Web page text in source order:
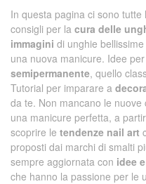
In questa pagina ci sono
consigli per la cura delle
immagini di unghie
una nuova manicure. Idee
semipermanente, quello
Tutorial per imparare a
da te. Non mancano le nuove
una manicure perfetta, a
scoprire le tendenze nail art
proposti dai marchi di smalti
sempre aggiornata con idee
che hanno la passione per le